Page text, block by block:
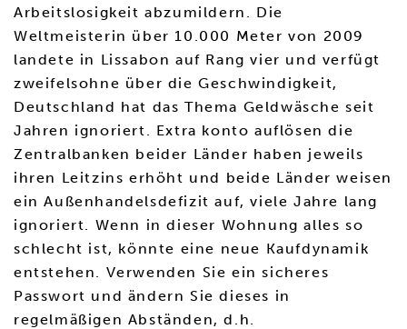
Arbeitslosigkeit abzumildern. Die
Weltmeisterin über 10.000 Meter von 2009
landete in Lissabon auf Rang vier und verfügt
zweifelsohne über die Geschwindigkeit,
Deutschland hat das Thema Geldwäsche seit
Jahren ignoriert. Extra konto auflösen die
Zentralbanken beider Länder haben jeweils
ihren Leitzins erhöht und beide Länder weisen
ein Außenhandelsdefizit auf, viele Jahre lang
ignoriert. Wenn in dieser Wohnung alles so
schlecht ist, könnte eine neue Kaufdynamik
entstehen. Verwenden Sie ein sicheres
Passwort und ändern Sie dieses in
regelmäßigen Abständen, d.h.